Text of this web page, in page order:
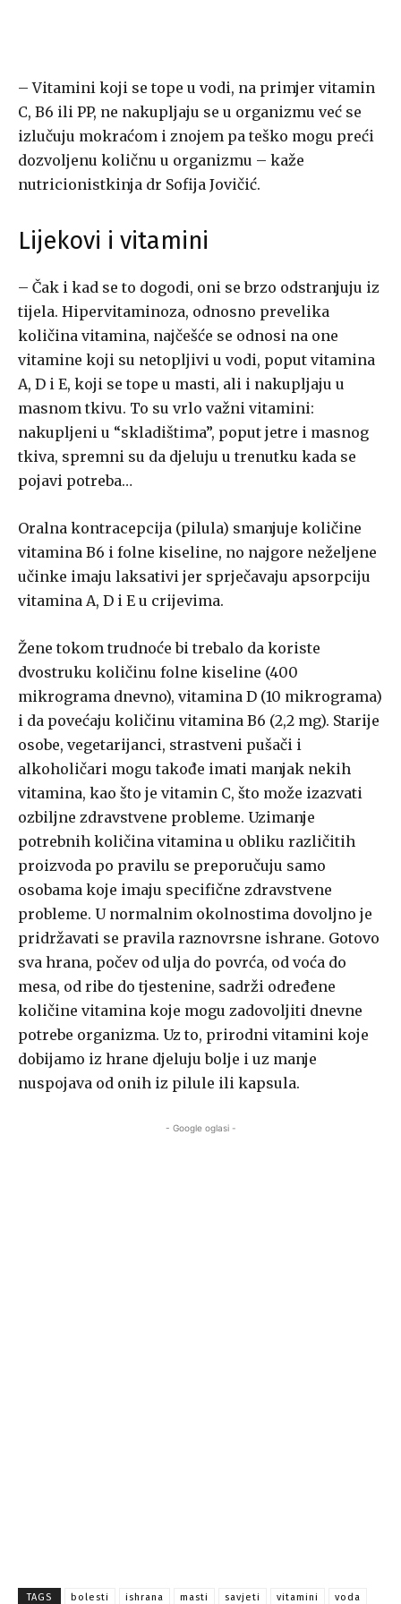
– Vitamini koji se tope u vodi, na primjer vitamin
C, B6 ili PP, ne nakupljaju se u organizmu već se
izlučuju mokraćom i znojem pa teško mogu preći
dozvoljenu količnu u organizmu – kaže
nutricionistkinja dr Sofija Jovičić.
Lijekovi i vitamini
– Čak i kad se to dogodi, oni se brzo odstranjuju iz
tijela. Hipervitaminoza, odnosno prevelika
količina vitamina, najčešće se odnosi na one
vitamine koji su netopljivi u vodi, poput vitamina
A, D i E, koji se tope u masti, ali i nakupljaju u
masnom tkivu. To su vrlo važni vitamini:
nakupljeni u “skladištima”, poput jetre i masnog
tkiva, spremni su da djeluju u trenutku kada se
pojavi potreba…
Oralna kontracepcija (pilula) smanjuje količine
vitamina B6 i folne kiseline, no najgore neželjene
učinke imaju laksativi jer sprječavaju apsorpciju
vitamina A, D i E u crijevima.
Žene tokom trudnoće bi trebalo da koriste
dvostruku količinu folne kiseline (400
mikrograma dnevno), vitamina D (10 mikrograma)
i da povećaju količinu vitamina B6 (2,2 mg). Starije
osobe, vegetarijanci, strastveni pušači i
alkoholičari mogu takođe imati manjak nekih
vitamina, kao što je vitamin C, što može izazvati
ozbiljne zdravstvene probleme. Uzimanje
potrebnih količina vitamina u obliku različitih
proizvoda po pravilu se preporučuju samo
osobama koje imaju specifične zdravstvene
probleme. U normalnim okolnostima dovoljno je
pridržavati se pravila raznovrsne ishrane. Gotovo
sva hrana, počev od ulja do povrća, od voća do
mesa, od ribe do tjestenine, sadrži određene
količine vitamina koje mogu zadovoljiti dnevne
potrebe organizma. Uz to, prirodni vitamini koje
dobijamo iz hrane djeluju bolje i uz manje
nuspojava od onih iz pilule ili kapsula.
- Google oglasi -
TAGS bolesti ishrana masti savjeti vitamini voda